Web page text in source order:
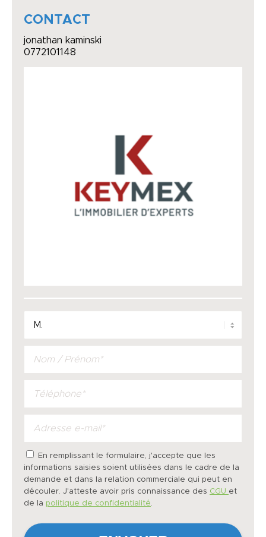
CONTACT
jonathan kaminski
0772101148
En remplissant le formulaire, j'accepte que les
informations saisies soient utilisées dans le cadre de la
demande et dans la relation commerciale qui peut en
découler. J'atteste avoir pris connaissance des CGU et
de la politique de confidentialité.